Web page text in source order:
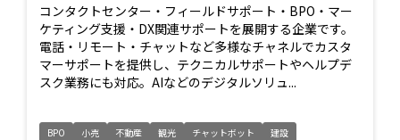
コンタクトセンター・フィールドサポート・BPO・マー
ケティング支援・DX関連サポートを展開する企業です。
電話・リモート・チャットなど多様なチャネルでカスタ
マーサポートを提供し、テクニカルサポートやヘルプデ
スク業務にも対応。AIなどのデジタルソリュ...
BPO 小売 不動産 観光 チャットボット 建設